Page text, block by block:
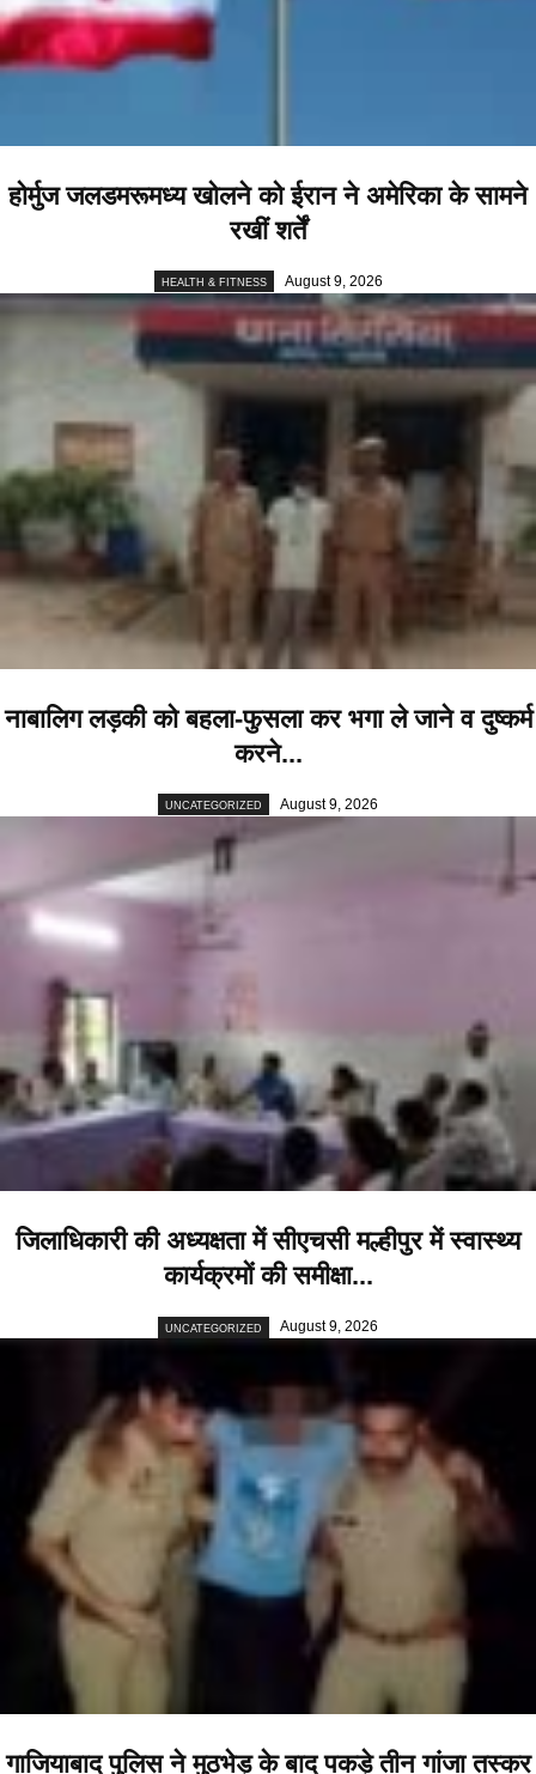
होर्मुज जलडमरूमध्य खोलने को ईरान ने अमेरिका के सामने
रखीं शर्तें
HEALTH & FITNESS August 9, 2026
नाबालिग लड़की को बहला-फुसला कर भगा ले जाने व दुष्कर्म
करने...
UNCATEGORIZED August 9, 2026
जिलाधिकारी की अध्यक्षता में सीएचसी मल्हीपुर में स्वास्थ्य
कार्यक्रमों की समीक्षा...
UNCATEGORIZED August 9, 2026
गाजियाबाद पुलिस ने मुठभेड़ के बाद पकड़े तीन गांजा तस्कर